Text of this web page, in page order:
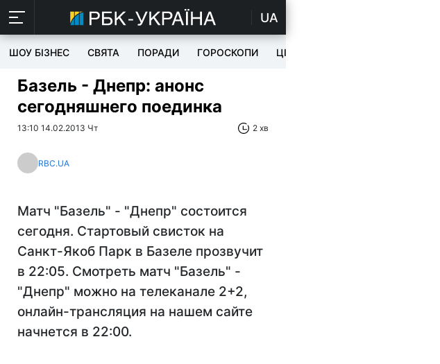
UA
ШОУ БІЗНЕС СВЯТА ПОРАДИ ГОРОСКОПИ ЦІКАВЕ
Базель - Днепр: анонс
сегодняшнего поединка
13:10 14.02.2013 Чт 2 хв
RBC.UA
Матч "Базель" - "Днепр" состоится
сегодня. Стартовый свисток на
Санкт-Якоб Парк в Базеле прозвучит
в 22:05. Смотреть матч "Базель" -
"Днепр" можно на телеканале 2+2,
онлайн-трансляция на нашем сайте
начнется в 22:00.